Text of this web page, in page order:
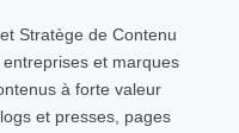
Stratège de Contenu
entreprises et marques
à forte valeur
et presses, pages